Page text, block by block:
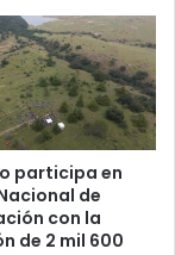
participa en
de
con la
de 2 mil 600